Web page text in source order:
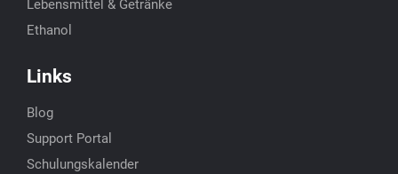
Lebensmittel & Getränke
Ethanol
Links
Blog
Support Portal
Schulungskalender